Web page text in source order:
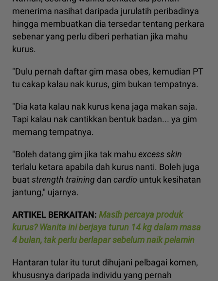
menerima nasihat daripada jurulatih peribadinya
hingga membuatkan dia tersedar tentang perkara
sebenar yang perlu diberi perhatian jika mahu
kurus.
"Dulu pernah daftar gim masa obes, kemudian PT
tu cakap kalau nak kurus, gim bukan tempatnya.
"Dia kata kalau nak kurus kena jaga makan saja.
Tapi kalau nak cantikkan bentuk badan... ya gim
memang tempatnya.
"Boleh datang gim jika tak mahu excess skin
terlalu ketara apabila dah kurus nanti. Boleh juga
buat strength training dan cardio untuk kesihatan
jantung," ujarnya.
ARTIKEL BERKAITAN: Masih percaya produk
kurus? Wanita ini berjaya turun 14 kg dalam masa
4 bulan, tak perlu berlapar sebelum naik pelamin
Hantaran tular itu turut dihujani pelbagai komen,
khususnya daripada individu yang pernah